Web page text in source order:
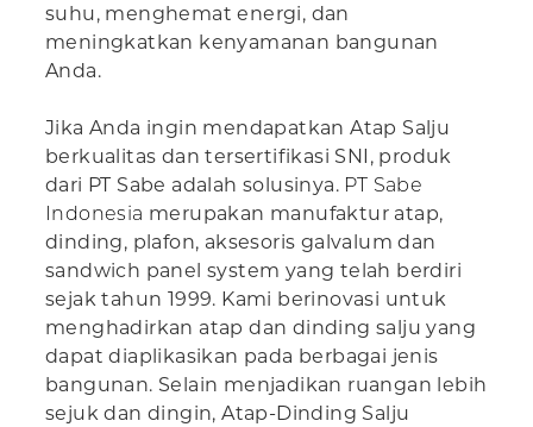
suhu, menghemat energi, dan
meningkatkan kenyamanan bangunan
Anda.
Jika Anda ingin mendapatkan Atap Salju
berkualitas dan tersertifikasi SNI, produk
dari PT Sabe adalah solusinya. PT Sabe
Indonesia merupakan manufaktur atap,
dinding, plafon, aksesoris galvalum dan
sandwich panel system yang telah berdiri
sejak tahun 1999. Kami berinovasi untuk
menghadirkan atap dan dinding salju yang
dapat diaplikasikan pada berbagai jenis
bangunan. Selain menjadikan ruangan lebih
sejuk dan dingin, Atap-Dinding Salju